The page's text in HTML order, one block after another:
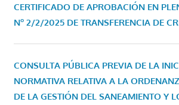
CERTIFICADO DE APROBACIÓN EN
Nº 2/2/2025 DE TRANSFERENCIA DE
CONSULTA PÚBLICA PREVIA DE LA
NORMATIVA RELATIVA A LA
DE LA GESTIÓN DEL SANEAMIENTO Y